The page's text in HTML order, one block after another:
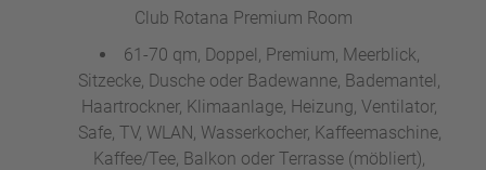
Club Rotana Premium Room
61-70 qm, Doppel, Premium, Meerblick,
Sitzecke, Dusche oder Badewanne, Bademantel,
Haartrockner, Klimaanlage, Heizung, Ventilator,
Safe, TV, WLAN, Wasserkocher, Kaffeemaschine,
Kaffee/Tee, Balkon oder Terrasse (möbliert),